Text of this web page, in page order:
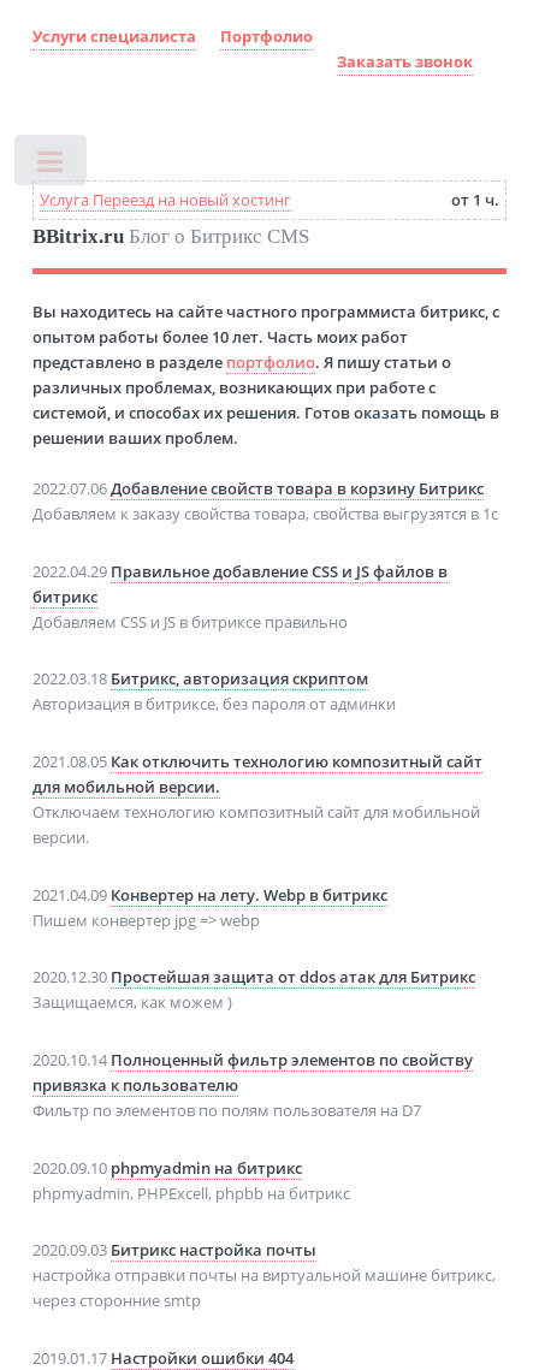
Услуги специалиста
Портфолио
Заказать звонок
Услуга Переезд на новый хостинг от 1 ч.
BBitrix.ruБлог о Битрикс CMS
Вы находитесь на сайте частного программиста битрикс, с
опытом работы более 10 лет. Часть моих работ
представлено в разделе портфолио. Я пишу статьи о
различных проблемах, возникающих при работе с
системой, и способах их решения. Готов оказать помощь в
решении ваших проблем.
2022.07.06Добавление свойств товара в корзину Битрикс
Добавляем к заказу свойства товара, свойства выгрузятся в 1с
2022.04.29 Правильное добавление CSS и JS файлов в
битрикс
Добавляем CSS и JS в битриксе правильно
2022.03.18 Битрикс, авторизация скриптом
Авторизация в битриксе, без пароля от админки
2021.08.05 Как отключить технологию композитный сайт
для мобильной версии.
Отключаем технологию композитный сайт для мобильной
версии.
2021.04.09 Конвертер на лету. Webp в битрикс
Пишем конвертер jpg => webp
2020.12.30 Простейшая защита от ddos атак для Битрикс
Защищаемся, как можем )
2020.10.14 Полноценный фильтр элементов по свойству
привязка к пользователю
Фильтр по элементов по полям пользователя на D7
2020.09.10 phpmyadmin на битрикс
phpmyadmin, PHPExcell, phpbb на битрикс
2020.09.03 Битрикс настройка почты
настройка отправки почты на виртуальной машине битрикс,
через сторонние smtp
2019.01.17 Настройки ошибки 404